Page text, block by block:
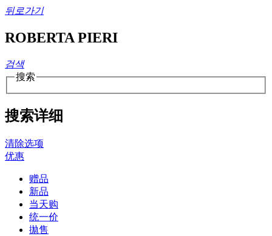
뒤로가기
ROBERTA PIERI
검색
搜索
搜索详细
清除选项
优惠
赠品
新品
当天购
统一价
拋售